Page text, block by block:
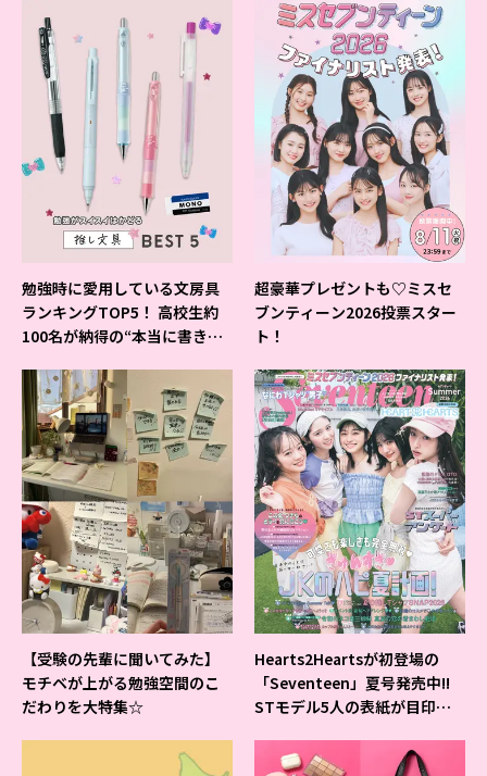
勉強時に愛用している文房具
ランキングTOP5！ 高校生約
100名が納得の“本当に書きや
超豪華プレゼントも♡ミスセ
ブンティーン2026投票スター
ト！
【受験の先輩に聞いてみた】
モチベが上がる勉強空間のこ
だわりを大特集☆
Hearts2Heartsが初登場の
「Seventeen」夏号発売中!!
STモデル5人の表紙が目印だ